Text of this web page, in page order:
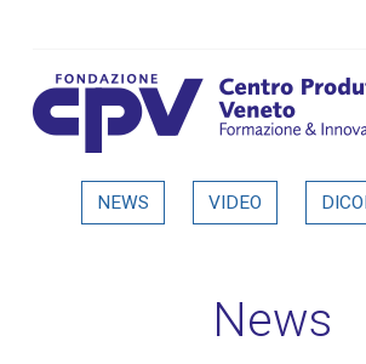
Adulti da
NEWS VIDEO
News